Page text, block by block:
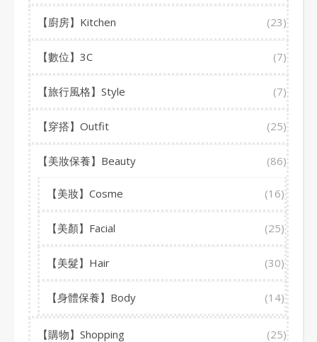
【廚房】Kitchen (23)
【數位】3C (7)
【旅行風格】Style (7)
【穿搭】Outfit (25)
【美妝保養】Beauty (86)
【美妝】Cosme (16)
【美顏】Facial (25)
【美髮】Hair (30)
【身體保養】Body (14)
【購物】Shopping (25)